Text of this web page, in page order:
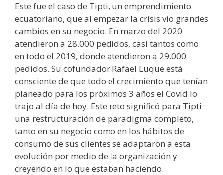
Este fue el caso de Tipti, un emprendimiento
ecuatoriano, que al empezar la crisis vio grandes
cambios en su negocio. En marzo del 2020
atendieron a 28.000 pedidos, casi tantos como
en todo el 2019, donde atendieron a 29.000
pedidos. Su cofundador Rafael Luque está
consciente de que todo el crecimiento que tenían
planeado para los próximos 3 años el Covid lo
trajo al día de hoy. Este reto significó para Tipti
una restructuración de paradigma completo,
tanto en su negocio como en los hábitos de
consumo de sus clientes se adaptaron a esta
evolución por medio de la organización y
creyendo en lo que estaban haciendo.